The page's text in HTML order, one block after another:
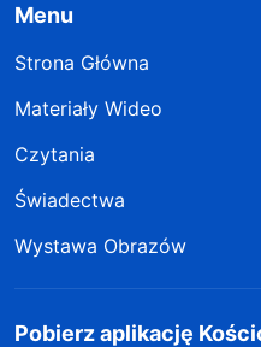
Menu
Strona Główna
Materiały Wideo
Czytania
Świadectwa
Wystawa Obrazów
Pobierz aplikację